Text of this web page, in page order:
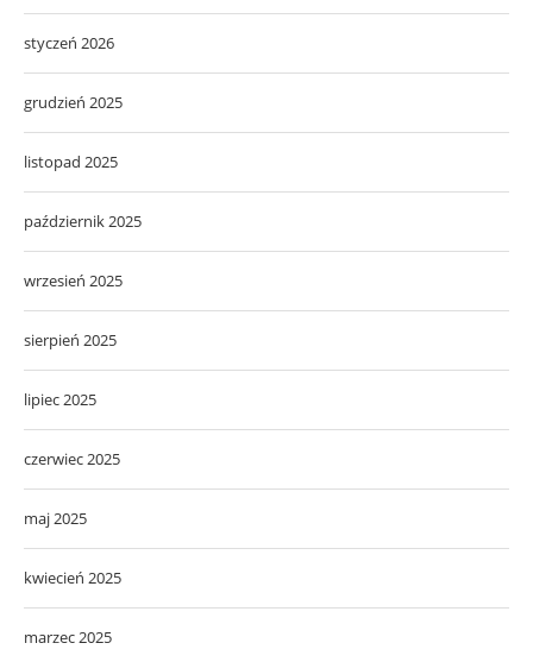
styczeń 2026
grudzień 2025
listopad 2025
październik 2025
wrzesień 2025
sierpień 2025
lipiec 2025
czerwiec 2025
maj 2025
kwiecień 2025
marzec 2025